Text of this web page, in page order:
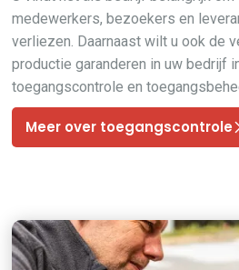
medewerkers, bezoekers en
verliezen. Daarnaast wilt u ook de
productie garanderen in uw bedrijf
toegangscontrole en
Meer over toegangscontrole